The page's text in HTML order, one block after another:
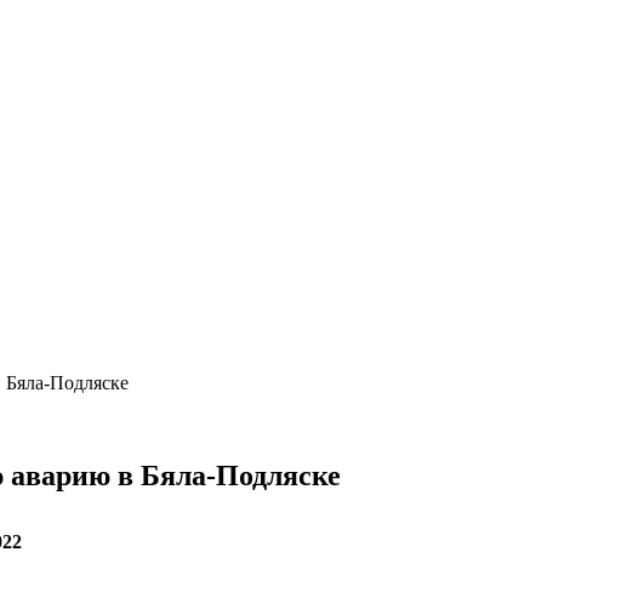
Бяла-Подляске
аварию в Бяла-Подляске